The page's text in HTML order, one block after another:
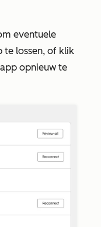
eventuele
te lossen, of klik
opnieuw te